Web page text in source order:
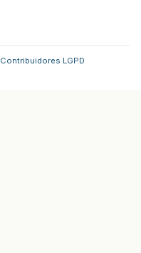
Contribuidores LGPD